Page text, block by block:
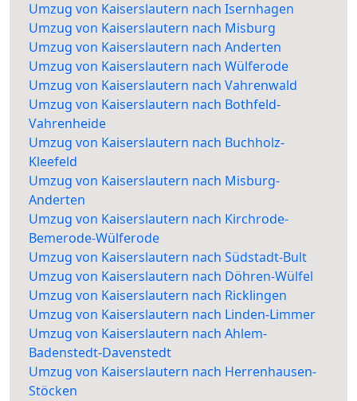
Umzug von Kaiserslautern nach Isernhagen
Umzug von Kaiserslautern nach Misburg
Umzug von Kaiserslautern nach Anderten
Umzug von Kaiserslautern nach Wülferode
Umzug von Kaiserslautern nach Vahrenwald
Umzug von Kaiserslautern nach Bothfeld-
Vahrenheide
Umzug von Kaiserslautern nach Buchholz-
Kleefeld
Umzug von Kaiserslautern nach Misburg-
Anderten
Umzug von Kaiserslautern nach Kirchrode-
Bemerode-Wülferode
Umzug von Kaiserslautern nach Südstadt-Bult
Umzug von Kaiserslautern nach Döhren-Wülfel
Umzug von Kaiserslautern nach Ricklingen
Umzug von Kaiserslautern nach Linden-Limmer
Umzug von Kaiserslautern nach Ahlem-
Badenstedt-Davenstedt
Umzug von Kaiserslautern nach Herrenhausen-
Stöcken